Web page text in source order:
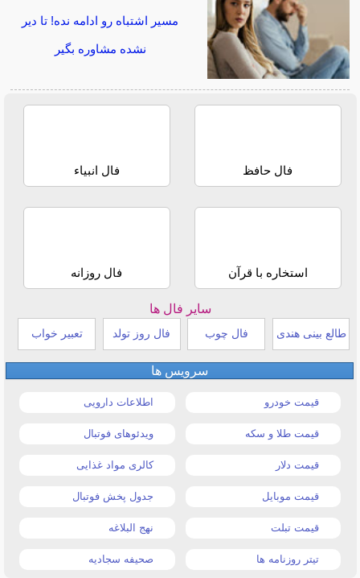
مسیر اشتباه رو ادامه نده! تا دیر
نشده مشاوره بگیر
فال حافظ فال انبیاء
استخاره با قرآن فال روزانه
سایر فال ها
طالع بینی هندی فال چوب فال روز تولد تعبیر خواب
سرویس ها
قیمت خودرو اطلاعات دارویی
قیمت طلا و سکه ویدئوهای فوتبال
قیمت دلار کالری مواد غذایی
قیمت موبایل جدول پخش فوتبال
قیمت تبلت نهج البلاغه
تیتر روزنامه ها صحیفه سجادیه